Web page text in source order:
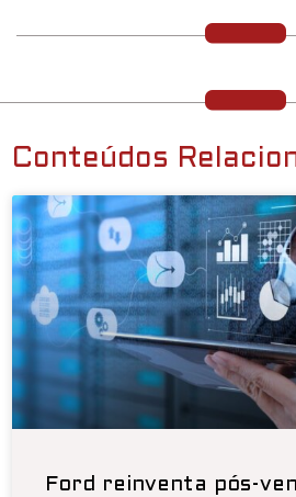
Conteúdos
Ford reinventa pós-